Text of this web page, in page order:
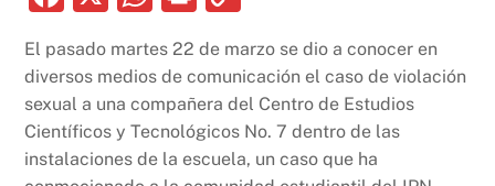
c
e
b
o
at
s
A
p
nt p
y
Li
n
El pasado martes 22 de marzo se dio a conocer en
diversos medios de comunicación el caso de violación
sexual a una compañera del Centro de Estudios
Científicos y Tecnológicos No. 7 dentro de las
instalaciones de la escuela, un caso que ha